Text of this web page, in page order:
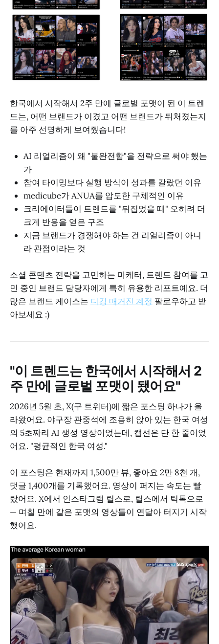
한국에서 시작해서 2주 만에 글로벌 포맷이 된 이 트렌
드는, 어떤 브랜드가 이겼고 어떤 브랜드가 뒤처졌는지
를 아주 선명하게 보여줬습니다!
AI 리얼리즘이 왜 "불완전함"을 전략으로 써야 했는
가
참여 타이밍보다 실행 방식이 성과를 갈랐던 이유
medicube가 ANUA를 압도한 구체적인 이유
크리에이터들이 트렌드를 "뒤집었을 때" 오히려 더
크게 반응을 얻은 구조
지금 브랜드가 경쟁해야 하는 건 리얼리즘이 아니
라 관점이라는 것
소셜 콘텐츠 전략을 고민하는 마케터, 트렌드 참여를 고
민 중인 브랜드 담당자에게 특히 유용한 리포트예요. 더
많은 브랜드 케이스는 디깅 매거진 계정 팔로우하고 받
아보세요 :)
"이 트렌드는 한국에서 시작해서 2
주 만에 글로벌 포맷이 됐어요"
2026년 5월 초, X(구 트위터)에 짧은 포스팅 하나가 올
라왔어요. 야구장 관중석에 조용히 앉아 있는 한국 여성
의 5초짜리 AI 생성 영상이었는데, 캡션은 단 한 줄이었
어요. "평균적인 한국 여성."
이 포스팅은 현재까지 1,500만 뷰, 좋아요 2만 8천 개,
댓글 1,400개를 기록했어요. 영상이 퍼지는 속도는 빨
랐어요. X에서 인스타그램 릴스로, 릴스에서 틱톡으로
— 며칠 만에 같은 포맷의 영상들이 연달아 터지기 시작
했어요.